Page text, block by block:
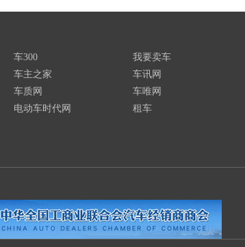
车300
车主之家
车质网
电动车时代网
我要卖车
车讯网
车唯网
租车